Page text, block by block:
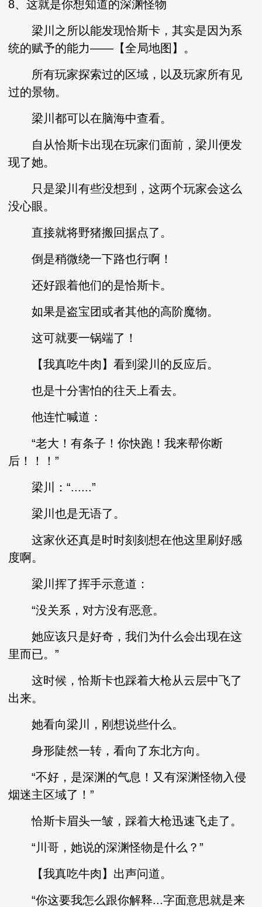
8、这就是你想知道的深渊怪物
梁川之所以能发现恰斯卡，其实是因为系
统的赋予的能力——【全局地图】。
所有玩家探索过的区域，以及玩家所有见
过的景物。
梁川都可以在脑海中查看。
自从恰斯卡出现在玩家们面前，梁川便发
现了她。
只是梁川有些没想到，这两个玩家会这么
没心眼。
直接就将野猪搬回据点了。
倒是稍微绕一下路也行啊！
还好跟着他们的是恰斯卡。
如果是盗宝团或者其他的高阶魔物。
这可就要一锅端了！
【我真吃牛肉】看到梁川的反应后。
也是十分害怕的往天上看去。
他连忙喊道：
“老大！有条子！你快跑！我来帮你断
后！！！”
梁川：“......”
梁川也是无语了。
这家伙还真是时时刻刻想在他这里刷好感
度啊。
梁川挥了挥手示意道：
“没关系，对方没有恶意。
她应该只是好奇，我们为什么会出现在这
里而已。”
这时候，恰斯卡也踩着大枪从云层中飞了
出来。
她看向梁川，刚想说些什么。
身形陡然一转，看向了东北方向。
“不好，是深渊的气息！又有深渊怪物入侵
烟迷主区域了！”
恰斯卡眉头一皱，踩着大枪迅速飞走了。
“川哥，她说的深渊怪物是什么？”
【我真吃牛肉】出声问道。
“你这要我怎么跟你解释...字面意思就是来